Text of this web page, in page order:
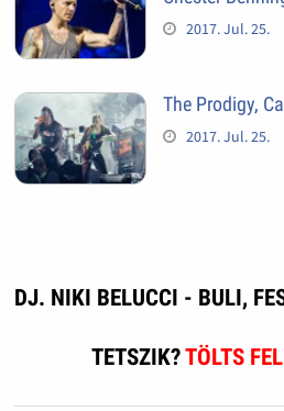
2017. Jul. 25.
The Prodigy,
2017. Jul. 25.
DJ. NIKI BELUCCI - BULI,
TETSZIK?TÖLTS